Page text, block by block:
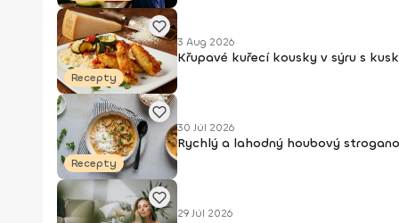
Recepty
3 Aug 2026
Křupavé kuřecí kousky v sýru s
Recepty
30 Júl 2026
Rychlý a lahodný houbový
29 Júl 2026